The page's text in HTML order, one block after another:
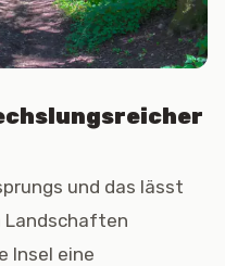
und das lässt
Landschaften
Insel eine